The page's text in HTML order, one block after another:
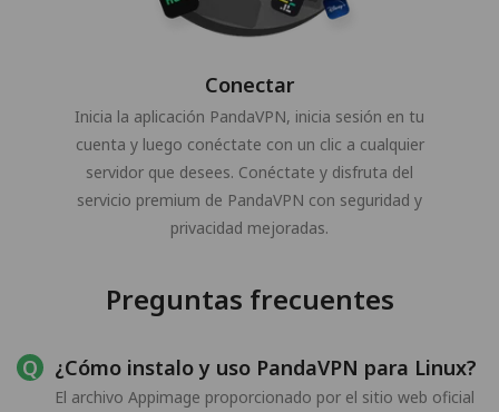
Conectar
Inicia la aplicación PandaVPN, inicia sesión en tu
cuenta y luego conéctate con un clic a cualquier
servidor que desees. Conéctate y disfruta del
servicio premium de PandaVPN con seguridad y
privacidad mejoradas.
Preguntas frecuentes
¿Cómo instalo y uso PandaVPN para Linux?
El archivo Appimage proporcionado por el sitio web oficial